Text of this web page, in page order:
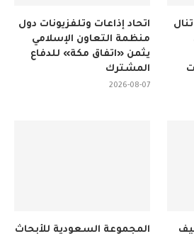
اتحاد إذاعات وتلفزيونات دول
منظمة التعاون الإسلامي
يثمن «اتفاق مكة» للدفاع
المشترك
2026-08-07
المجموعة السعودية للأبحاث